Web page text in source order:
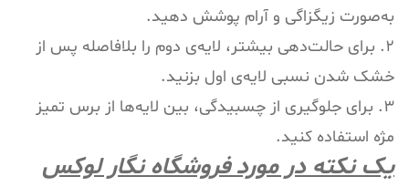
به‌صورت زیگزاگی و آرام پوشش دهید.
۲. برای حالت‌دهی بیشتر، لایه‌ی دوم را بلافاصله پس از
خشک شدن نسبی لایه‌ی اول بزنید.
۳. برای جلوگیری از چسبیدگی، بین لایه‌ها از برس تمیز
مژه استفاده کنید.
یک نکته در مورد فروشگاه نگار لوکس